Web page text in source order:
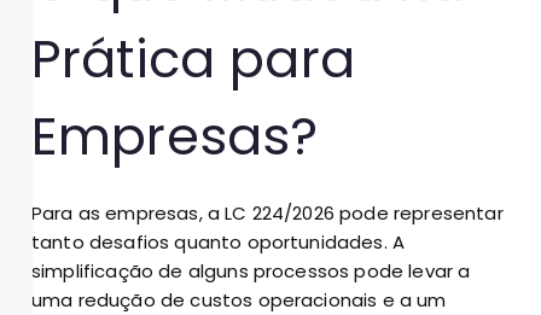
Prática para
Empresas?
Para as empresas, a LC 224/2026 pode representar
tanto desafios quanto oportunidades. A
simplificação de alguns processos pode levar a
uma redução de custos operacionais e a um